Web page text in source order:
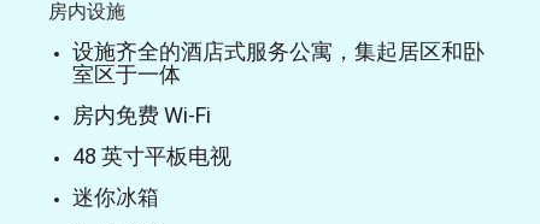
房内设施
设施齐全的酒店式服务公寓，集起居区和卧
室区于一体
房内免费 Wi-Fi
48 英寸平板电视
迷你冰箱